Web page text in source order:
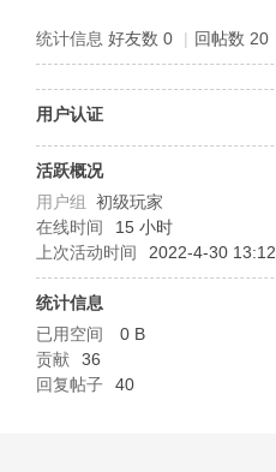
统计信息 好友数 0 | 回帖数 20
用户认证
活跃概况
用户组 初级玩家
在线时间
15 小时
上次活动时间
2022-4-30 13:12
统计信息
已用空间
0 B
贡献
36
回复帖子
40